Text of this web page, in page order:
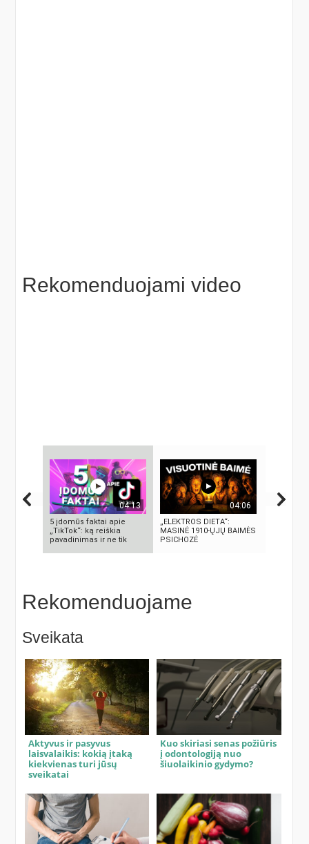
Rekomenduojami video
04:13
5 įdomūs faktai apie
„TikTok“: ką reiškia
pavadinimas ir ne tik
04:06
„ELEKTROS DIETA“:
MASINĖ 1910-ŲJŲ BAIMĖS
PSICHOZĖ
Rekomenduojame
Sveikata
Aktyvus ir pasyvus
laisvalaikis: kokią įtaką
kiekvienas turi jūsų
sveikatai
Kuo skiriasi senas požiūris
į odontologiją nuo
šiuolaikinio gydymo?